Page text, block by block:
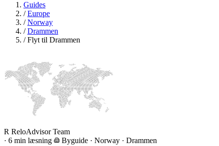
Guides
/Europe
/Norway
/Drammen
/Flyt til Drammen
R ReloAdvisor Team
· 6 min læsning Byguide · Norway · Drammen